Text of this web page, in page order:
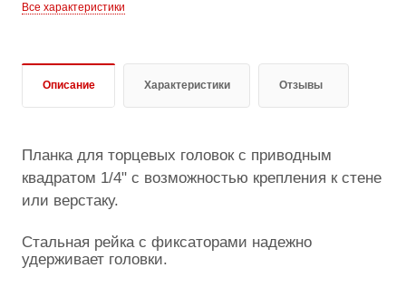
Все характеристики
Описание Характеристики Отзывы
Планка для торцевых головок с приводным
квадратом 1/4" с возможностью крепления к стене
или верстаку.
Стальная рейка с фиксаторами надежно
удерживает головки.